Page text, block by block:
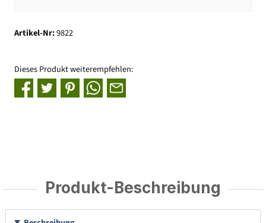
Artikel-Nr:9822
Dieses Produkt weiterempfehlen:
Produkt-Beschreibung